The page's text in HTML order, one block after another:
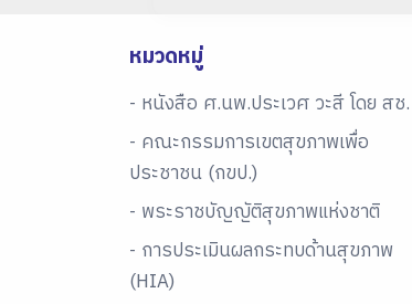
หมวดหมู่
- หนังสือ ศ.นพ.ประเวศ วะสี โดย สช.
- คณะกรรมการเขตสุขภาพเพื่อ
ประชาชน (กขป.)
- พระราชบัญญัติสุขภาพแห่งชาติ
- การประเมินผลกระทบด้านสุขภาพ
(HIA)